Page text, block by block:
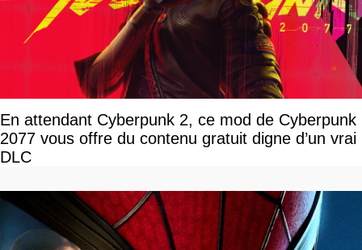
En attendant Cyberpunk 2, ce mod de Cyberpunk
2077 vous offre du contenu gratuit digne d’un vrai
DLC